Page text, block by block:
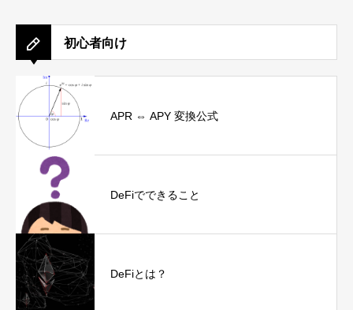
初心者向け
APR ⇔ APY 変換公式
DeFiでできること
DeFiとは？